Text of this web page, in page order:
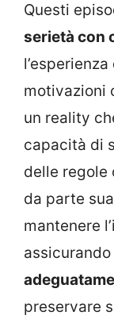
Questi
serietà con
motivazioni
un reality
capacità di
delle regole
da parte
mantenere
preservare